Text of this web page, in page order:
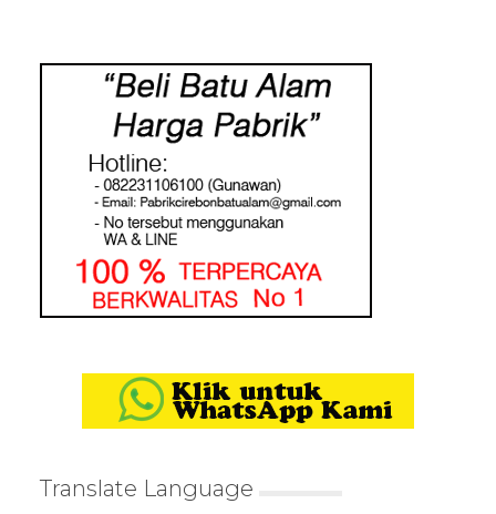
Translate Language